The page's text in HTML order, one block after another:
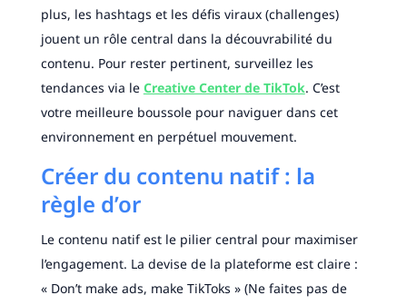
plus, les hashtags et les défis viraux (challenges)
jouent un rôle central dans la découvrabilité du
contenu. Pour rester pertinent, surveillez les
tendances via le Creative Center de TikTok. C’est
votre meilleure boussole pour naviguer dans cet
environnement en perpétuel mouvement.
Créer du contenu natif : la
règle d’or
Le contenu natif est le pilier central pour maximiser
l’engagement. La devise de la plateforme est claire :
« Don’t make ads, make TikToks » (Ne faites pas de